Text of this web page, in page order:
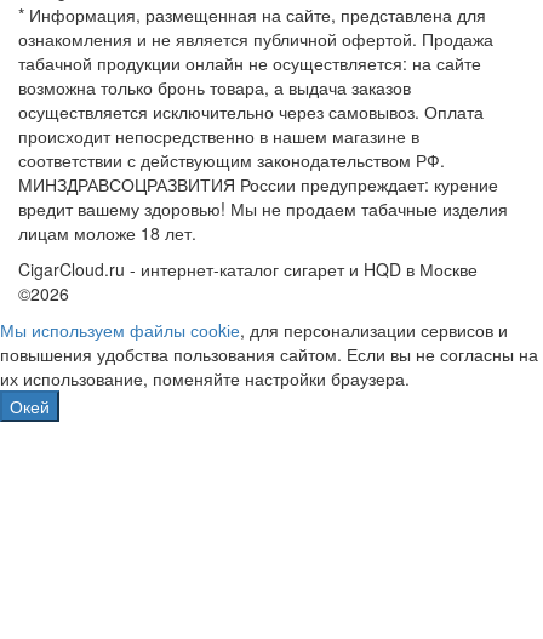
* Информация, размещенная на сайте, представлена для
ознакомления и не является публичной офертой. Продажа
табачной продукции онлайн не осуществляется: на сайте
возможна только бронь товара, а выдача заказов
осуществляется исключительно через самовывоз. Оплата
происходит непосредственно в нашем магазине в
соответствии с действующим законодательством РФ.
МИНЗДРАВСОЦРАЗВИТИЯ России предупреждает: курение
вредит вашему здоровью! Мы не продаем табачные изделия
лицам моложе 18 лет.
CigarCloud.ru - интернет-каталог сигарет и HQD в Москве
©2026
Мы используем файлы сооkіе, для персонализации сервисов и
повышения удобства пользования сайтом. Если вы не согласны на
их использование, поменяйте настройки браузера.
Окей